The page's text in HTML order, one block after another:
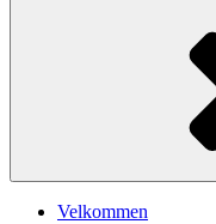
Velkommen